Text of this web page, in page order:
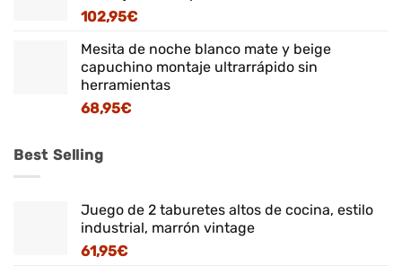
102,95€
Mesita de noche blanco mate y beige
capuchino montaje ultrarrápido sin
herramientas
68,95€
Best Selling
Juego de 2 taburetes altos de cocina, estilo
industrial, marrón vintage
61,95€